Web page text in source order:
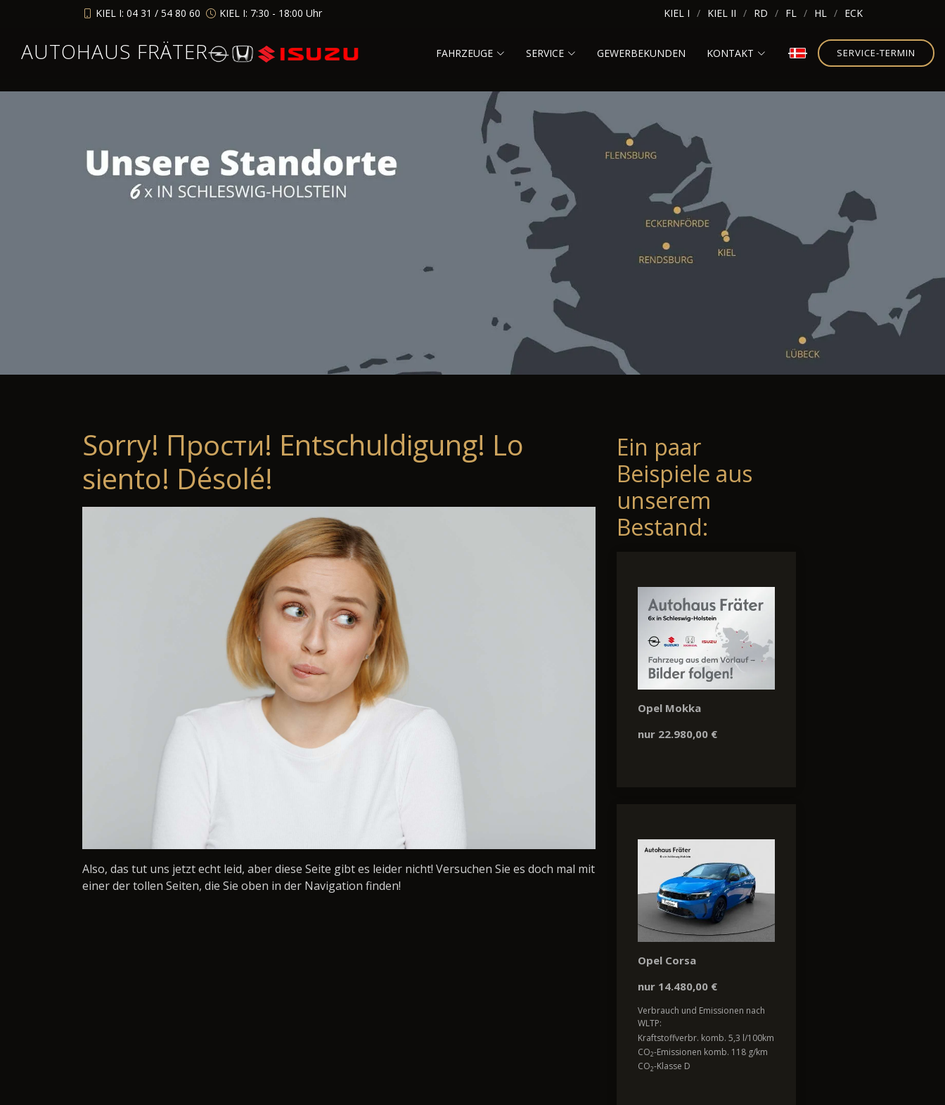
KIEL I: 04 31 / 54 80 60 KIEL I: 7:30 - 18:00 Uhr KIEL I KIEL II RD FL HL ECK
AUTOHAUS FRÄTER FAHRZEUGE SERVICE GEWERBEKUNDEN KONTAKT SERVICE-TERMIN
Sorry! Прости! Entschuldigung! Lo
siento! Désolé!
Also, das tut uns jetzt echt leid, aber diese Seite gibt es leider nicht! Versuchen Sie es doch mal mit
einer der tollen Seiten, die Sie oben in der Navigation finden!
Ein paar
Beispiele aus
unserem
Bestand:
Opel Mokka
nur 22.980,00 €
Opel Corsa
nur 14.480,00 €
Verbrauch und Emissionen nach
WLTP:
Kraftstoffverbr. komb. 5,3 l/100km
CO2-Emissionen komb. 118 g/km
CO2-Klasse D